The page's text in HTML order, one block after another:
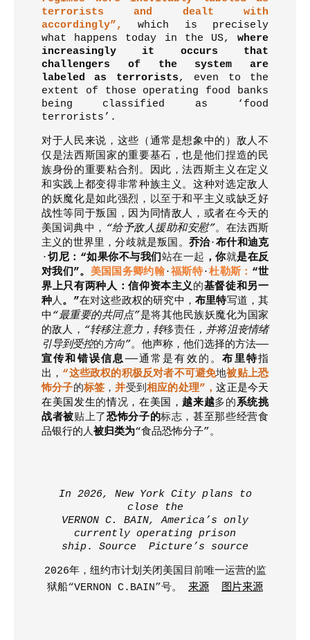
terrorists and dealt with
accordingly”,
which is precisely
what happens today in the US, where
increasingly it occurs that
challengers of the system are
labeled as terrorists, even to the
extent of those operating food banks
being classified as ‘food
terrorists’.
对于人民来说，这些（通常是想象中的）敌人不
仅是法西斯国家的重要基石，也是他们捏造的民
族身份的重要粘合剂。因此 ，法西斯主义在定义
和实践上都变得非常种族主义。这种对选定敌人
的妖魔化是如此强烈 ， 以至于和平主义或缺乏好
战性等同于叛国 ， 因为同情敌人 ， 或者在今天的
美国词典中 ， “给予敌人援助和安慰”。在法西斯
主义的世界里 ，分歧就是叛国。 乔治·布什和迪克
·切尼 ： “如果你不与我们站在一起 ，你就是在反
对我们”。 美国国务卿约翰·福斯特·杜勒斯： “世
界上只有两种人：信仰资本主义的基督徒和另一
种人。 ”在对这些政权的研究中 ， 布里特写道 ，其
中 “最重要的共同点”是将其他民族妖魔化为国家
的敌人 ， “转移注意力，转移责任， 并将沮丧情绪
引导到受控的方向”。他声称， 他们选择的方法——
宣传和错误信息——通常是有效的 。布里特指
出 ， “这些政权的积极反对者不可避免地被贴上恐
怖分子的标签 ，并受到相应的处理” ，这正是今天
在美国发生的情况 ， 在美国 ，越来越多的系统挑
战者被贴上了恐怖分子的标志 ，甚至那些经营食
品银行的人被归类为“食品恐怖分子”。
In 2026, New York City plans to
close the
VERNON C. BAIN, America’s only
currently operating prison
ship. Source
Picture’s source
2026年， 纽约市计划关闭美国 目前唯一运营的监
狱船“VERNON C.BAIN”号。 来源 图片来源